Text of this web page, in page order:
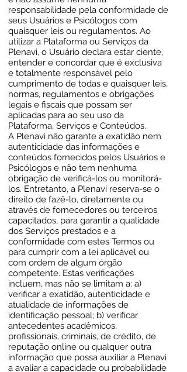
responsabilidade pela conformidade de
seus Usuários e Psicólogos com
quaisquer leis ou regulamentos. Ao
utilizar a Plataforma ou Serviços da
Plenavi, o Usuário declara estar ciente,
entender e concordar que é exclusiva
e totalmente responsável pelo
cumprimento de todas e quaisquer leis,
normas, regulamentos e obrigações
legais e fiscais que possam ser
aplicadas para ao seu uso da
Plataforma, Serviços e Conteúdos.
A Plenavi não garante a exatidão nem
autenticidade das informações e
conteúdos fornecidos pelos Usuários e
Psicólogos e não tem nenhuma
obrigação de verificá-los ou monitorá-
los. Entretanto, a Plenavi reserva-se o
direito de fazê-lo, diretamente ou
através de fornecedores ou terceiros
capacitados, para garantir a qualidade
dos Serviços prestados e a
conformidade com estes Termos ou
para cumprir com a lei aplicável ou
com ordem de algum órgão
competente. Estas verificações
incluem, mas não se limitam a: a)
verificar a exatidão, autenticidade e
atualidade de informações de
identificação pessoal; b) verificar
antecedentes acadêmicos,
profissionais, criminais, de crédito, de
reputação online ou qualquer outra
informação que possa auxiliar a Plenavi
a avaliar a capacidade ou probabilidade